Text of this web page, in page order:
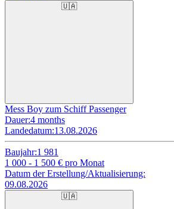
🇺🇦
Mess Boy zum Schiff Passenger
Dauer:4 months
Landedatum:13.08.2026
Baujahr:1 981
1 000 - 1 500 € pro Monat
Datum der Erstellung/Aktualisierung:
09.08.2026
🇺🇦